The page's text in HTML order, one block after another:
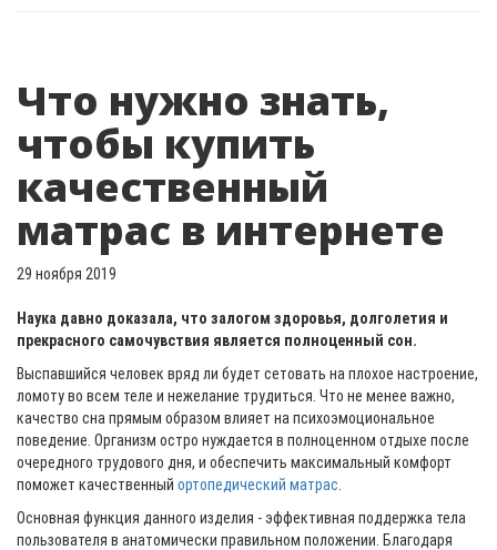
Что нужно знать,
чтобы купить
качественный
матрас в интернете
29 ноября 2019
Наука давно доказала, что залогом здоровья, долголетия и
прекрасного самочувствия является полноценный сон.
Выспавшийся человек вряд ли будет сетовать на плохое настроение,
ломоту во всем теле и нежелание трудиться. Что не менее важно,
качество сна прямым образом влияет на психоэмоциональное
поведение. Организм остро нуждается в полноценном отдыхе после
очередного трудового дня, и обеспечить максимальный комфорт
поможет качественный ортопедический матрас
Основная функция данного изделия - эффективная поддержка тела
пользователя в анатомически правильном положении. Благодаря